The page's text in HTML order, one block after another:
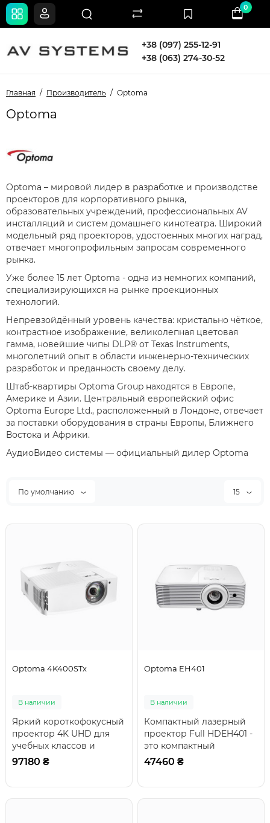
+38 (097) 255-12-91
+38 (063) 274-30-52
0
Главная Производитель Optoma
Optoma
Optoma – мировой лидер в разработке и производстве
проекторов для корпоративного рынка,
образовательных учреждений, профессиональных AV
инсталляций и систем домашнего кинотеатра. Широкий
модельный ряд проекторов, удостоенных многих наград,
отвечает многопрофильным запросам современного
рынка.
Уже более 15 лет Optoma - одна из немногих компаний,
специализирующихся на рынке проекционных
технологий.
Непревзойдённый уровень качества: кристально чёткое,
контрастное изображение, великолепная цветовая
гамма, новейшие чипы DLP® от Texas Instruments,
многолетний опыт в области инженерно-технических
разработок и преданность своему делу.
Штаб-квартиры Optoma Group находятся в Европе,
Америке и Азии. Центральный европейский офис
Optoma Europe Ltd., расположенный в Лондоне, отвечает
за поставки оборудования в страны Европы, Ближнего
Востока и Африки.
АудиоВидео системы — официальный дилер Optoma
По умолчанию 15
Optoma 4K400STx
В наличии
Яркий короткофокусный
проектор 4K UHD для
учебных классов и
конференц-
97180 ₴
Optoma EH401
В наличии
Компактный лазерный
проектор Full HDEH401 -
это компактный
проектор Full HD,
47460 ₴